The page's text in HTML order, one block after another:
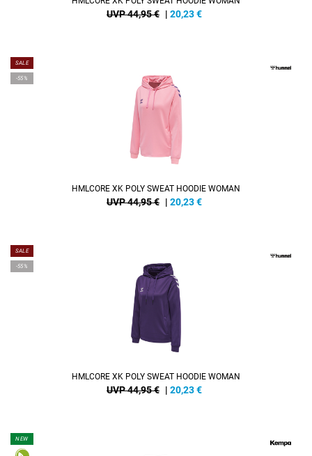
UVP 44,95 € | 20,23€
SALE
-55%
HMLCORE XK POLY SWEAT HOODIE WOMAN
UVP 44,95 € | 20,23€
SALE
-55%
HMLCORE XK POLY SWEAT HOODIE WOMAN
UVP 44,95 € | 20,23€
NEW